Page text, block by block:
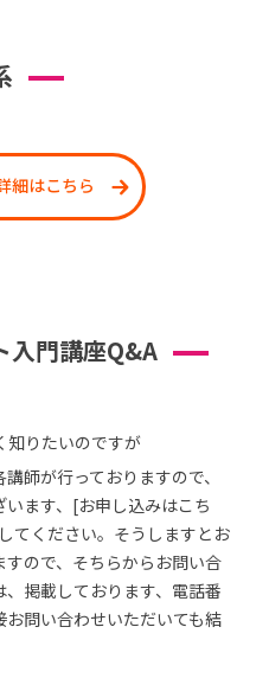
細はこちら
入門講座Q&A
知りたいのですが
師が行っておりますので、
ます、[お申し込みはこち
てください。そうしますとお
ので、そちらからお問い合
掲載しております、電話番
問い合わせいただいても結